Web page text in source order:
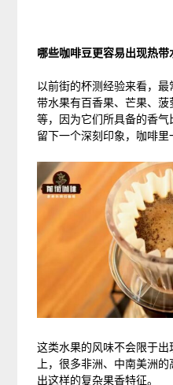
哪些咖啡豆更容易出现热带
以前街的杯测经验来看，
带水果有百香果、芒果、
等，因为它们所具备的香
留下一个深刻印象，咖啡里
这类水果的风味不会限于
上，很多非洲、中南美洲
出这样的复杂果香特征。